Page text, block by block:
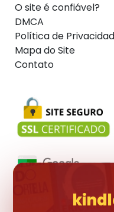
O site é confiável?
DMCA
Política de
Mapa do Site
Contato